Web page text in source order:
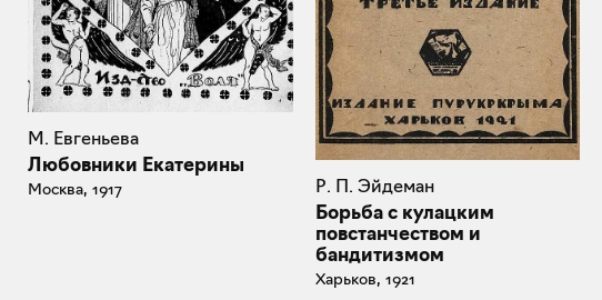
М. Евгеньева
Любовники Екатерины
Москва, 1917 Р. П. Эйдеман
Борьба с кулацким
повстанчеством и
бандитизмом
Харьков, 1921